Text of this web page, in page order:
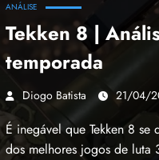
ANÁLISE
Tekken 8 |
temporada
Diogo Batista 21/04/
É inegável que Tekken 8 se
dos melhores jogos de luta